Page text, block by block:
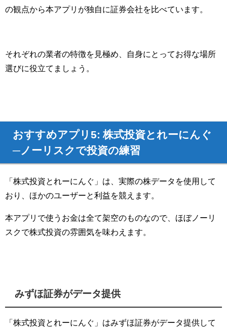
の観点から本アプリが独自に証券会社を比べています。
それぞれの業者の特徴を見極め、自身にとってお得な場所
選びに役立てましょう。
おすすめアプリ5: 株式投資とれーにんぐ
─ノーリスクで投資の練習
「株式投資とれーにんぐ」は、実際の株データを使用して
おり、ほかのユーザーと利益を競えます。
本アプリで使うお金は全て架空のものなので、ほぼノーリ
スクで株式投資の雰囲気を味わえます。
みずほ証券がデータ提供
「株式投資とれーにんぐ」はみずほ証券がデータ提供して